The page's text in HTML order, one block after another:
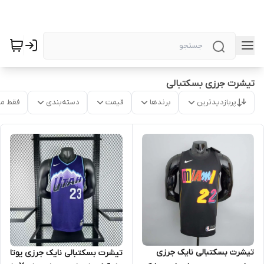
تیشرت جرزی بسکتبالی
پربازدیدترین برندها قیمت دسته‌بندی فقط
تیشرت بسکتبالی نایک جرزی
تیشرت بسکتبالی نایک جرزی یوتا